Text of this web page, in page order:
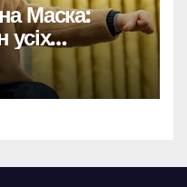
Маска:
усіх